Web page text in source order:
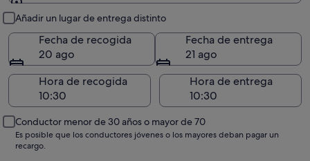
Añadir un lugar de entrega distinto
Fecha de recogida
20 ago
Fecha de entrega
21 ago
Hora de recogida
Hora de entrega
Conductor menor de 30 años o mayor de 70
Es posible que los conductores jóvenes o los mayores deban pagar un
recargo.